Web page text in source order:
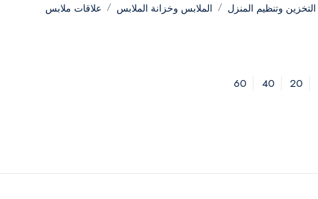
التخزين وتنظيم المنزل الملابس وخزانة الملابس علاقات ملابس
20
40
60